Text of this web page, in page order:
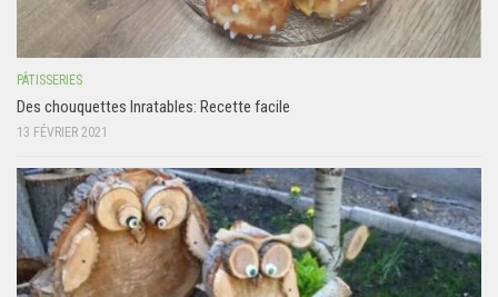
PÂTISSERIES
Des chouquettes Inratables: Recette facile
13 FÉVRIER 2021